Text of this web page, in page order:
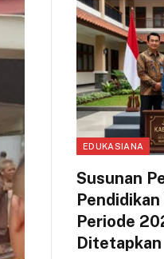
EDUKASIANA
Susunan
Periode
Ditetapkan